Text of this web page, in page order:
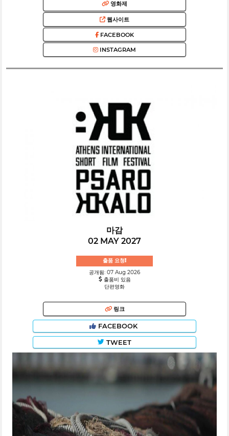
영화제
웹사이트
FACEBOOK
INSTAGRAM
마감
02 MAY 2027
출품 요청!
공개됨: 07 Aug 2026
출품비 있음
단편영화
링크
FACEBOOK
TWEET